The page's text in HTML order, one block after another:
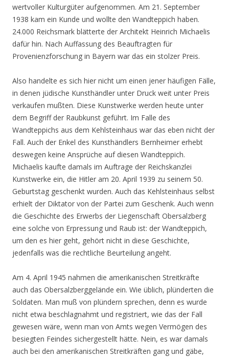
wertvoller Kulturgüter aufgenommen. Am 21. September
1938 kam ein Kunde und wollte den Wandteppich haben.
24.000 Reichsmark blätterte der Architekt Heinrich Michaelis
dafür hin. Nach Auffassung des Beauftragten für
Provenienzforschung in Bayern war das ein stolzer Preis.
Also handelte es sich hier nicht um einen jener häufigen Fälle,
in denen jüdische Kunsthändler unter Druck weit unter Preis
verkaufen mußten. Diese Kunstwerke werden heute unter
dem Begriff der Raubkunst geführt. Im Falle des
Wandteppichs aus dem Kehlsteinhaus war das eben nicht der
Fall. Auch der Enkel des Kunsthändlers Bernheimer erhebt
deswegen keine Ansprüche auf diesen Wandteppich.
Michaelis kaufte damals im Auftrage der Reichskanzlei
Kunstwerke ein, die Hitler am 20. April 1939 zu seinem 50.
Geburtstag geschenkt wurden. Auch das Kehlsteinhaus selbst
erhielt der Diktator von der Partei zum Geschenk. Auch wenn
die Geschichte des Erwerbs der Liegenschaft Obersalzberg
eine solche von Erpressung und Raub ist: der Wandteppich,
um den es hier geht, gehört nicht in diese Geschichte,
jedenfalls was die rechtliche Beurteilung angeht.
Am 4. April 1945 nahmen die amerikanischen Streitkräfte
auch das Obersalzberggelände ein. Wie üblich, plünderten die
Soldaten. Man muß von plündern sprechen, denn es wurde
nicht etwa beschlagnahmt und registriert, wie das der Fall
gewesen wäre, wenn man von Amts wegen Vermögen des
besiegten Feindes sichergestellt hätte. Nein, es war damals
auch bei den amerikanischen Streitkräften gang und gäbe,